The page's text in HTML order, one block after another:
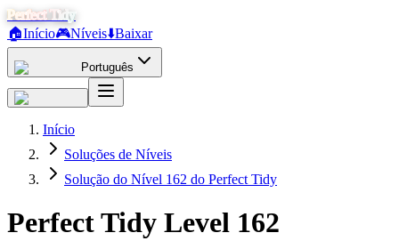
Perfect Tidy
🏠Início🎮Níveis⬇️Baixar
Português
Início
Soluções de Níveis
Solução do Nível 162 do Perfect Tidy
Perfect Tidy Level 162